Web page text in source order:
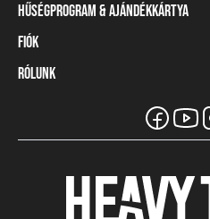
Szállítási információ
Fizetési módok
Mérettáblázat
Üzleteink és viszonteladók
Gyakori kérdések (GYIK)
Hűségprogram & Ajándékkártya
Törzsvásárlói program
Ajándékkártya
Fiók
Belépés / Regisztráció
Rólunk
A Heavy Tools márka
Viszonteladói információ
Széchenyi Terv Plusz